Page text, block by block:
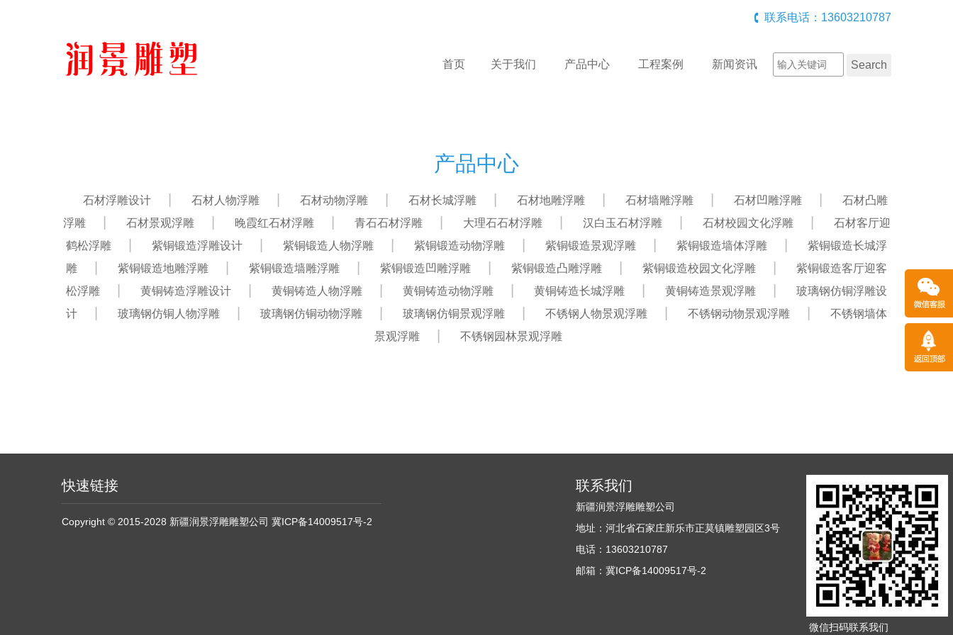
联系电话：13603210787
首页 关于我们 产品中心 工程案例 新闻资讯
产品中心
石材浮雕设计 石材人物浮雕 石材动物浮雕 石材长城浮雕 石材地雕浮雕 石材墙雕浮雕 石材凹雕浮雕
石材凸雕
浮雕
石材景观浮雕 晚霞红石材浮雕 青石石材浮雕 大理石石材浮雕 汉白玉石材浮雕 石材校园文化浮雕
石材客厅迎
鹤松浮雕
紫铜锻造浮雕设计 紫铜锻造人物浮雕 紫铜锻造动物浮雕 紫铜锻造景观浮雕 紫铜锻造墙体浮雕
紫铜锻造长城浮
雕
紫铜锻造地雕浮雕 紫铜锻造墙雕浮雕 紫铜锻造凹雕浮雕 紫铜锻造凸雕浮雕 紫铜锻造校园文化浮雕
紫铜锻造客厅迎客
松浮雕
黄铜铸造浮雕设计 黄铜铸造人物浮雕 黄铜铸造动物浮雕 黄铜铸造长城浮雕 黄铜铸造景观浮雕
玻璃钢仿铜浮雕设
计
玻璃钢仿铜人物浮雕 玻璃钢仿铜动物浮雕 玻璃钢仿铜景观浮雕 不锈钢人物景观浮雕 不锈钢动物景观浮雕
不锈钢墙体
景观浮雕
不锈钢园林景观浮雕
快速链接
Copyright © 2015-2028 新疆润景浮雕雕塑公司 冀ICP备14009517号-2
联系我们
新疆润景浮雕雕塑公司
地址：河北省石家庄新乐市正莫镇雕塑园区3号
电话：13603210787
邮箱：冀ICP备14009517号-2
微信扫码联系我们